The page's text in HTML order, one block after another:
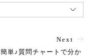
Next
簡単♪質問チャートで分か